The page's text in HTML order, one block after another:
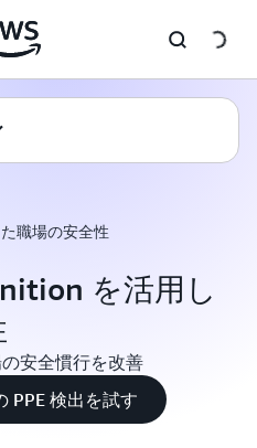
職場の安全性
を活用し
安全慣行を改善
PPE 検出を試す